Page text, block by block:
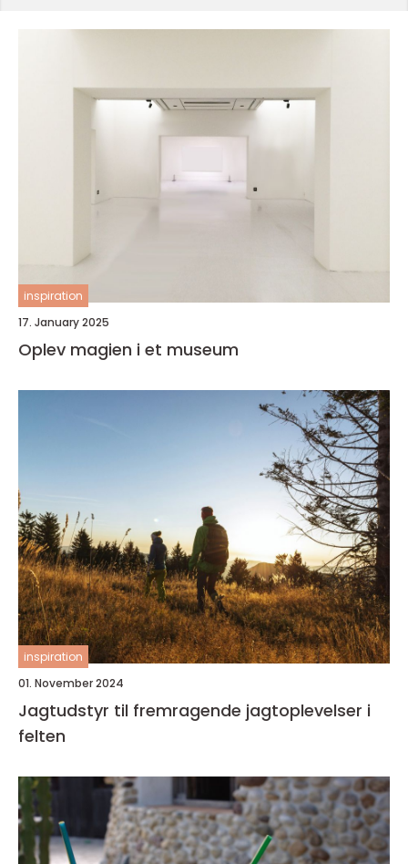
inspiration
17. January 2025
Oplev magien i et museum
inspiration
01. November 2024
Jagtudstyr til fremragende jagtoplevelser i
felten